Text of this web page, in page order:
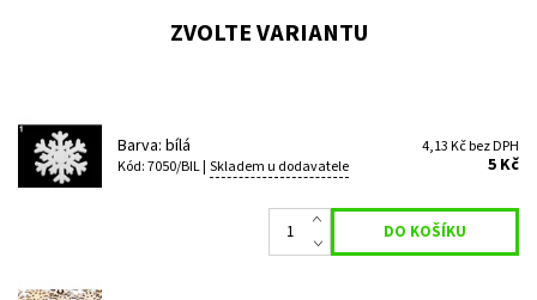
ZVOLTE VARIANTU
Barva: bílá
Kód: 7050/BIL | Skladem u dodavatele
4,13 Kč bez DPH
5 Kč